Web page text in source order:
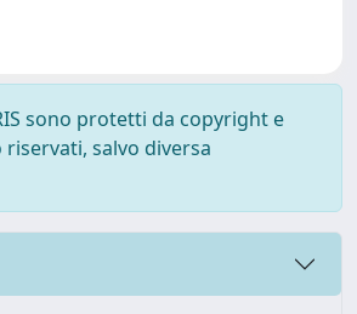
sono protetti da copyright e
salvo diversa